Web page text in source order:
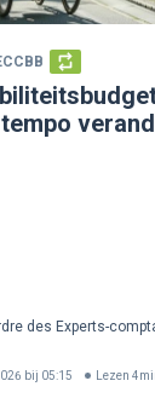
des Experts-
bij 05:15 Lezen 4